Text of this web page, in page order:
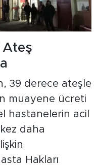
Ateş
39 derece ateşle
muayene ücreti
hastanelerin acil
daha
Hakları